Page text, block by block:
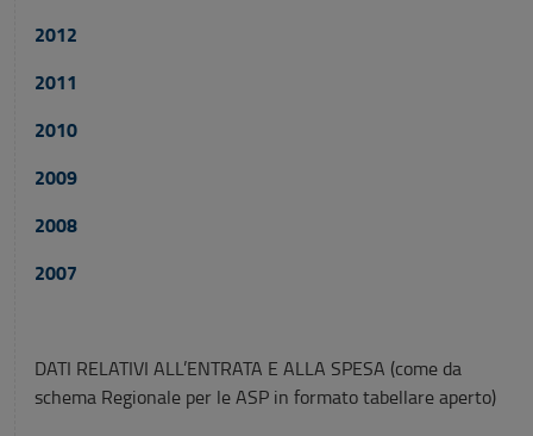
2012
2011
2010
2009
2008
2007
DATI RELATIVI ALL’ENTRATA E ALLA SPESA (come da
schema Regionale per le ASP in formato tabellare aperto)